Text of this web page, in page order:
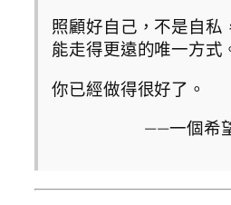
照顧好自己，不是自私
能走得更遠的唯一方式
你已經做得很好了。
——一個希